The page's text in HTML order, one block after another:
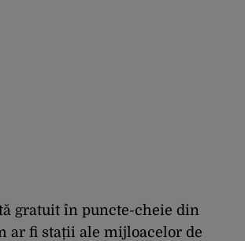
gratuit în puncte-cheie din
ar fi stații ale mijloacelor de